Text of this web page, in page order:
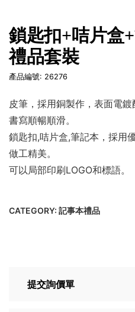
鎖匙扣+咭片盒
禮品套裝
產品編號: 26276
皮筆，採用銅製作，表面電
書寫順暢順滑。
鎖匙扣,咭片盒,筆記本，採用
做工精美。
可以局部印刷LOGO和標語。
CATEGORY: 記事本禮品
提交詢價單